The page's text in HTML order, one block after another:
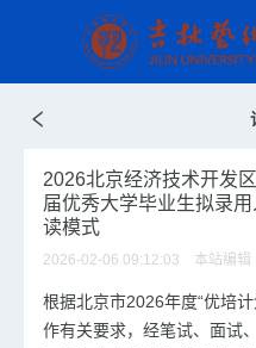
2026北京经济技术开发
届优秀大学毕业生拟录
读模式
2026-02-06 09:12:03 本站编
根据北京市2026年度“优培
作有关要求，经笔试、面试